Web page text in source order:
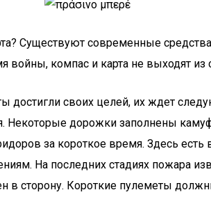
Существуют современные
войны, компас и карта не выходят из
достигли своих целей, их ждет
Некоторые дорожки заполнены
за короткое время. Здесь
На последних стадиях пожара
в сторону. Короткие пулеметы